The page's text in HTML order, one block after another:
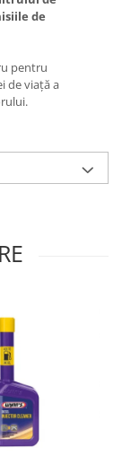
de
pentru
de viață a